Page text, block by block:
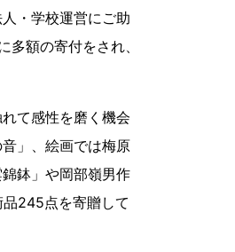
・学校運営にご助
額の寄付をされ、
て感性を磨く機会
」、絵画では梅原
鉢」や岡部嶺男作
245点を寄贈して